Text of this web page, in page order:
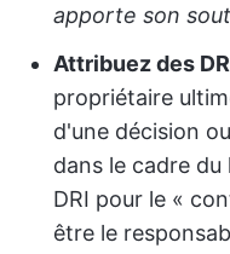
apporte son
Attribuez des
propriétaire
d'une décision
dans le cadre
DRI pour le «
être le